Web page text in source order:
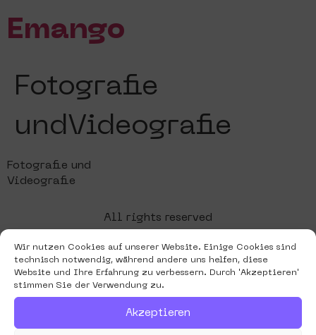
Wir nutzen Cookies auf unserer Website. Einige Cookies sind
technisch notwendig, während andere uns helfen, diese
Website und Ihre Erfahrung zu verbessern. Durch 'Akzeptieren'
stimmen Sie der Verwendung zu.
Akzeptieren
Emango
Fotografie
undVideografie
Fotografie und
Videografie
All rights reserved